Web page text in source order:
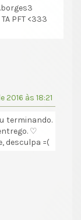
PFT <333
2016 às 18:21
terminando.
♡
desculpa =(